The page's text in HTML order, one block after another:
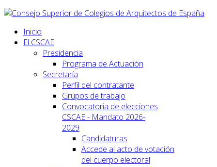
Inicio
El CSCAE
Presidencia
Programa de Actuación
Secretaría
Perfil del contratante
Grupos de trabajo
Convocatoria de elecciones
CSCAE - Mandato 2026-
2029
Candidaturas
Accede al acto de votación
del cuerpo electoral